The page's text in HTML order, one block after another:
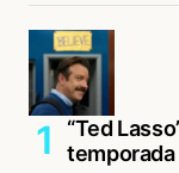
“Ted
temporada